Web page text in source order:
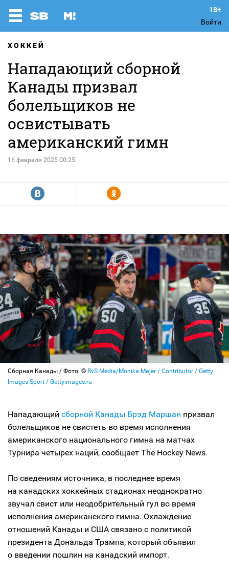
Войти
ХОККЕЙ
Нападающий сборной
Канады призвал
болельщиков не
освистывать
американский гимн
16 февраля 2025 00:25
R Y
Сборная Канады / Фото: © RvS.Media/Monika Majer / Contributor / Getty
Images Sport / Gettyimages.ru
Нападающий сборной Канады Брэд Маршан призвал
болельщиков не свистеть во время исполнения
американского национального гимна на матчах
Турнира четырех наций, сообщает The Hockey News.
По сведениям источника, в последнее время
на канадских хоккейных стадионах неоднократно
звучал свист или неодобрительный гул во время
исполнения американского гимна. Охлаждение
отношений Канады и США связано с политикой
президента Дональда Трампа, который объявил
о введении пошлин на канадский импорт.